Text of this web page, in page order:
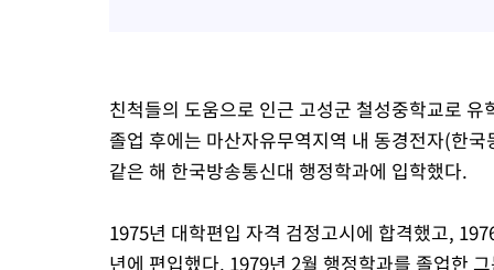
친척들의 도움으로 인근 고성군 철성중학교로
졸업 후에는 마산자유무역지역 내 동경전자(한
같은 해 한국방송통신대 행정학과에 입학했다.
1975년 대학편입 자격 검정고시에 합격했고,
년에 편입했다. 1979년 2월 행정학과를 졸업한